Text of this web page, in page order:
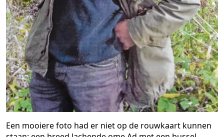
Een mooiere foto had er niet op de rouwkaart kunnen